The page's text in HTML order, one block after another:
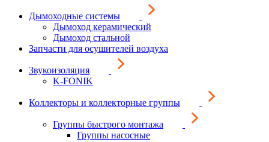
Дымоходные системы
Дымоход керамический
Дымоход стальной
Запчасти для осушителей воздуха
Звукоизоляция
K-FONIK
Коллекторы и коллекторные группы
Группы быстрого монтажа
Группы насосные